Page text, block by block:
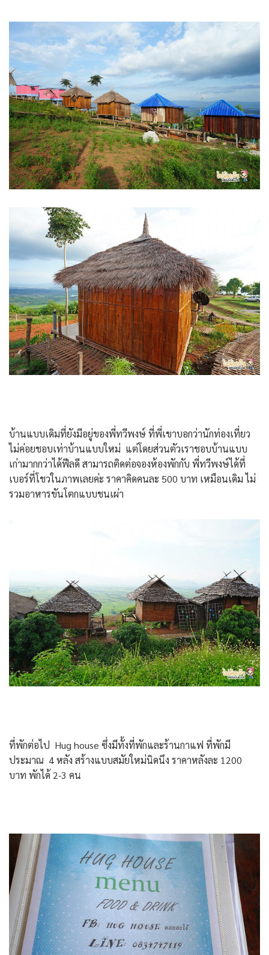
บ้านแบบเดิมที่ยังมีอยู่ของพี่ทวีพงษ์ ที่พี่เขาบอกว่านักท่องเที่ยว
ไม่ค่อยชอบเท่าบ้านแบบใหม่ แต่โดยส่วนตัวเราชอบบ้านแบบ
เก่ามากกว่าได้ฟีลดี สามารถติดต่อจองห้องพักกับ พี่ทวีพงษ์ได้ที่
เบอร์ที่โชวในภาพเลยค่ะ ราคาคิดคนละ 500 บาท เหมือนเดิม ไม่
รวมอาหารขันโตกแบบชนเผ่า
ที่พักต่อไป Hug house ซึ่งมีทั้งที่พักและร้านกาแฟ ที่พักมี
ประมาณ 4 หลัง สร้างแบบสมัยใหม่นิดนึง ราคาหลังละ 1200
บาท พักได้ 2-3 คน